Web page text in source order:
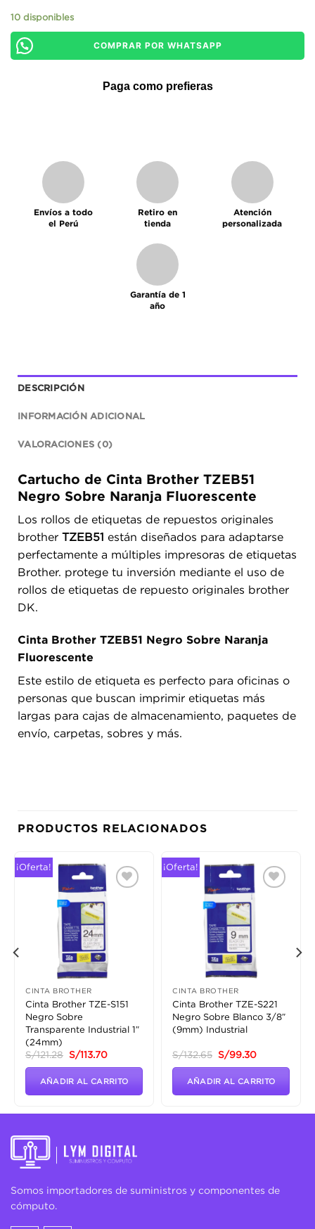
10 disponibles
COMPRAR POR WHATSAPP
Paga como prefieras
Envíos a todo
el Perú
Retiro en
tienda
Atención
personalizada
Garantía de 1
año
DESCRIPCIÓN
INFORMACIÓN ADICIONAL
VALORACIONES (0)
Cartucho de Cinta Brother TZEB51
Negro Sobre Naranja Fluorescente
Los rollos de etiquetas de repuestos originales
brother TZEB51 están diseñados para adaptarse
perfectamente a múltiples impresoras de etiquetas
Brother. protege tu inversión mediante el uso de
rollos de etiquetas de repuesto originales brother
DK.
Cinta Brother TZEB51 Negro Sobre Naranja
Fluorescente
Este estilo de etiqueta es perfecto para oficinas o
personas que buscan imprimir etiquetas más
largas para cajas de almacenamiento, paquetes de
envío, carpetas, sobres y más.
PRODUCTOS RELACIONADOS
¡Oferta!
CINTA BROTHER
Cinta Brother TZE-S151
Negro Sobre
Transparente Industrial 1″
(24mm)
S/121.28
El
era:
S/113.70El
es:
S/113.70.
AÑADIR AL CARRITO
¡Oferta!
CINTA BROTHER
Cinta Brother TZE-S221
Negro Sobre Blanco 3/8″
(9mm) Industrial
S/132.65
El
era:
S/99.30El
es:
S/99.30.
AÑADIR AL CARRITO
Somos importadores de suministros y componentes de
cómputo.